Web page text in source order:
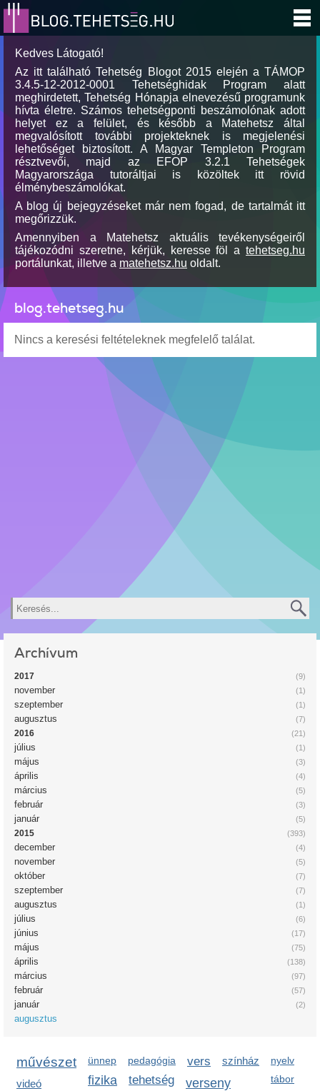
Kedves Látogató!
Az itt található Tehetség Blogot 2015 elején a TÁMOP
3.4.5-12-2012-0001 Tehetséghidak Program alatt
meghirdetett, Tehetség Hónapja elnevezésű programunk
hívta életre. Számos tehetségponti beszámolónak adott
helyet ez a felület, és később a Matehetsz által
megvalósított további projekteknek is megjelenési
lehetőséget biztosított. A Magyar Templeton Program
résztvevői, majd az EFOP 3.2.1 Tehetségek
Magyarországa tutoráltjai is közöltek itt rövid
élménybeszámolókat.
A blog új bejegyzéseket már nem fogad, de tartalmát itt
megőrizzük.
Amennyiben a Matehetsz aktuális tevékenységeiről
tájékozódni szeretne, kérjük, keresse föl a tehetseg.hu
portálunkat, illetve a matehetsz.hu oldalt.
blog.tehetseg.hu
Nincs a keresési feltételeknek megfelelő találat.
Keresés
Archívum
(9)
2017
(1)
november
(1)
szeptember
(7)
augusztus
(21)
2016
(1)
július
(3)
május
(4)
április
(5)
március
(3)
február
(5)
január
(393)
2015
(4)
december
(5)
november
(7)
október
(7)
szeptember
(1)
augusztus
(6)
július
(17)
június
(75)
május
(138)
április
(97)
március
(57)
február
(2)
január
augusztus
művészet ünnep pedagógia vers színház nyelv
fizika tehetség tábor
verseny
videó